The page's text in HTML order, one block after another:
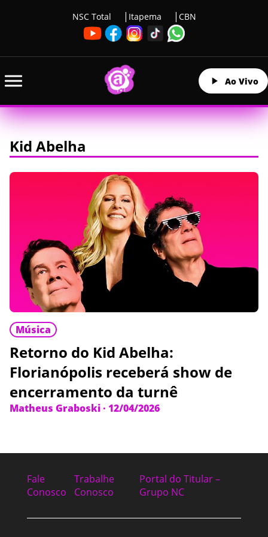
NSC Total Itapema CBN
Ao Vivo
Kid Abelha
Música
Retorno do Kid Abelha:
Florianópolis receberá show de
encerramento da turnê
Matheus Graboski· 12/04/2026
Fale
Conosco
Trabalhe
Conosco
Portal do Titular –
Grupo NC